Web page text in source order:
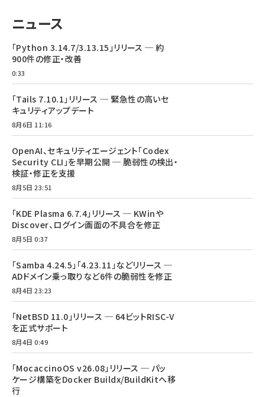
ニュース
「Python 3.14.7/3.13.15」リリース ─ 約
900件の修正・改善
0:33
「Tails 7.10.1」リリース ─ 緊急性の高いセ
キュリティアップデート
8月6日 11:16
OpenAI、セキュリティエージェント「Codex
Security CLI」を早期公開 ─ 脆弱性の検出・
検証・修正を支援
8月5日 23:51
「KDE Plasma 6.7.4」リリース ─ KWinや
Discover、ログイン画面の不具合を修正
8月5日 0:37
「Samba 4.24.5」「4.23.11」などリリース ─
ADドメイン乗っ取りなど6件の脆弱性を修正
8月4日 23:23
「NetBSD 11.0」リリース ─ 64ビットRISC-V
を正式サポート
8月4日 0:49
「MocaccinoOS v26.08」リリース ─ パッ
ケージ構築をDocker Buildx/BuildKitへ移
行